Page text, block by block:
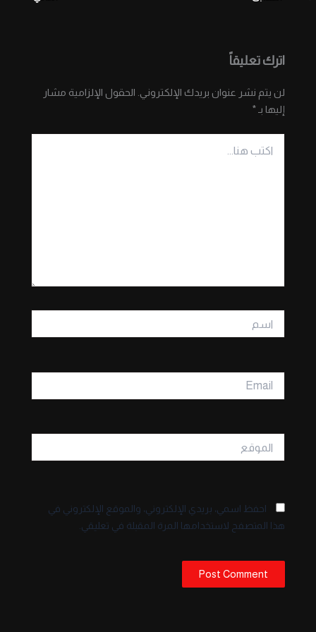
اترك تعليقاً
لن يتم نشر عنوان بريدك الإلكتروني. الحقول الإلزامية مشار
إليها بـ*
هنا...
احفظ اسمي، بريدي الإلكتروني، والموقع الإلكتروني في
هذا المتصفح لاستخدامها المرة المقبلة في تعليقي.